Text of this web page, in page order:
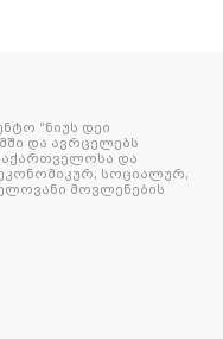
“ნიუს დეი
და ავრცელებს
და
სოციალურ,
მოვლენების